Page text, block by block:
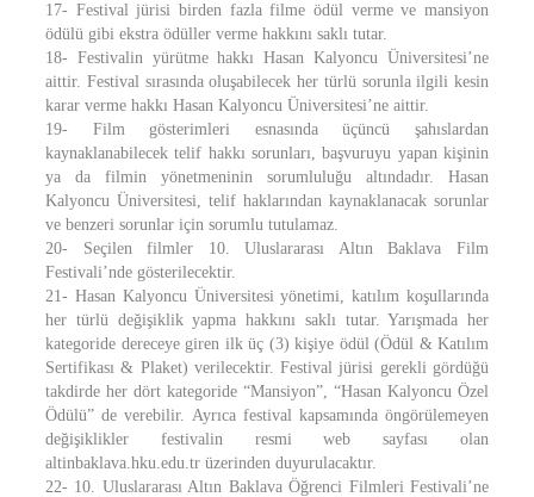
17- Festival jürisi birden fazla filme ödül verme ve mansiyon
ödülü gibi ekstra ödüller verme hakkını saklı tutar.
18- Festivalin yürütme hakkı Hasan Kalyoncu Üniversitesi’ne
aittir. Festival sırasında oluşabilecek her türlü sorunla ilgili kesin
karar verme hakkı Hasan Kalyoncu Üniversitesi’ne aittir.
19- Film gösterimleri esnasında üçüncü şahıslardan
kaynaklanabilecek telif hakkı sorunları, başvuruyu yapan kişinin
ya da filmin yönetmeninin sorumluluğu altındadır. Hasan
Kalyoncu Üniversitesi, telif haklarından kaynaklanacak sorunlar
ve benzeri sorunlar için sorumlu tutulamaz.
20- Seçilen filmler 10. Uluslararası Altın Baklava Film
Festivali’nde gösterilecektir.
21- Hasan Kalyoncu Üniversitesi yönetimi, katılım koşullarında
her türlü değişiklik yapma hakkını saklı tutar. Yarışmada her
kategoride dereceye giren ilk üç (3) kişiye ödül (Ödül & Katılım
Sertifikası & Plaket) verilecektir. Festival jürisi gerekli gördüğü
takdirde her dört kategoride “Mansiyon”, “Hasan Kalyoncu Özel
Ödülü” de verebilir. Ayrıca festival kapsamında öngörülemeyen
değişiklikler festivalin resmi web sayfası olan
altinbaklava.hku.edu.tr üzerinden duyurulacaktır.
22- 10. Uluslararası Altın Baklava Öğrenci Filmleri Festivali’ne